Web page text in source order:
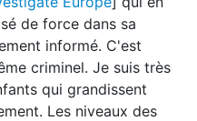
de force dans sa
informé. C'est
criminel. Je suis très
qui grandissent
Les niveaux des